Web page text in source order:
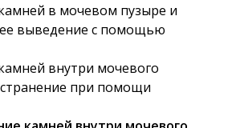
в мочевом пузыре и
выведение с помощью
внутри мочевого
при помощи